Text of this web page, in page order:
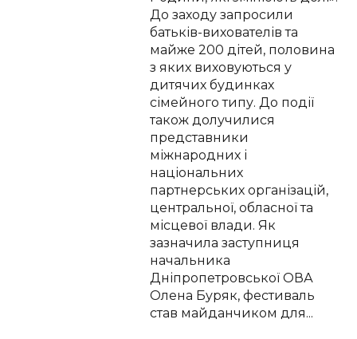
До заходу запросили
батьків-вихователів та
майже 200 дітей, половина
з яких виховуються у
дитячих будинках
сімейного типу. До події
також долучилися
представники
міжнародних і
національних
партнерських організацій,
центральної, обласної та
місцевої влади. Як
зазначила заступниця
начальника
Дніпропетровської ОВА
Олена Буряк, фестиваль
став майданчиком для...